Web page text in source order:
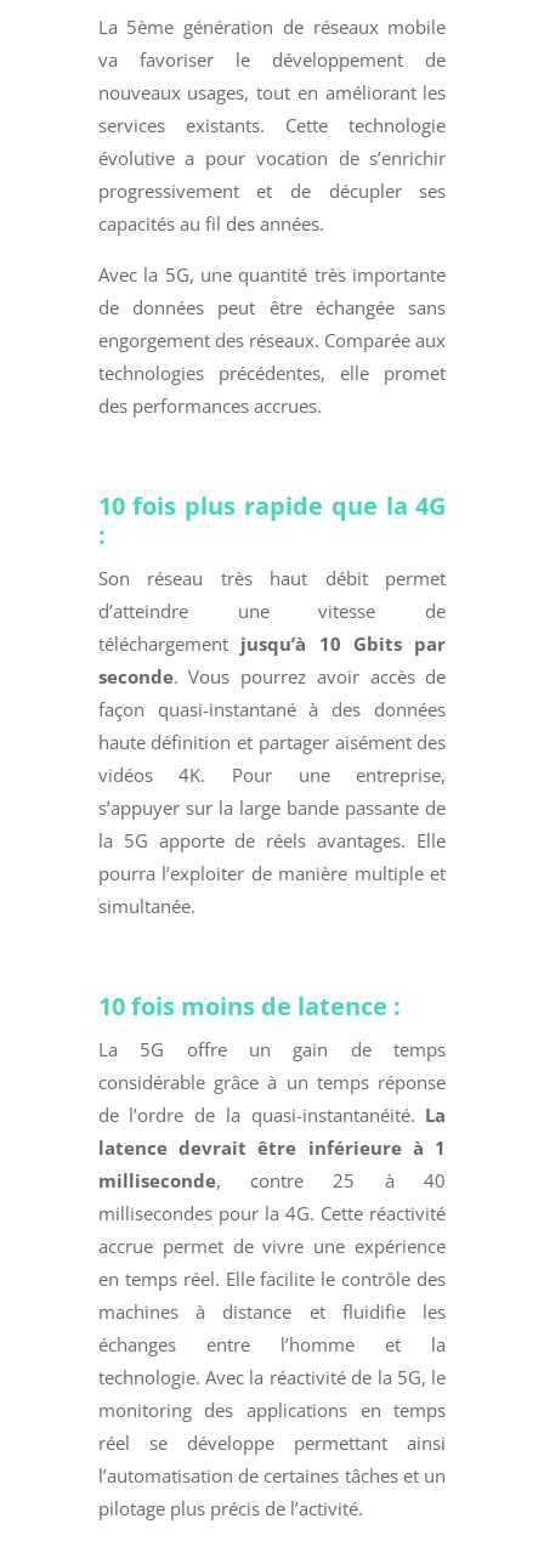
La 5ème génération de réseaux mobile
va favoriser le développement de
nouveaux usages, tout en améliorant les
services existants. Cette technologie
évolutive a pour vocation de s’enrichir
progressivement et de décupler ses
capacités au fil des années.
Avec la 5G, une quantité très importante
de données peut être échangée sans
engorgement des réseaux. Comparée aux
technologies précédentes, elle promet
des performances accrues.
10 fois plus rapide que la 4G
:
Son réseau très haut débit permet
d’atteindre une vitesse de
téléchargement jusqu’à 10 Gbits par
seconde. Vous pourrez avoir accès de
façon quasi-instantané à des données
haute définition et partager aisément des
vidéos 4K. Pour une entreprise,
s’appuyer sur la large bande passante de
la 5G apporte de réels avantages. Elle
pourra l’exploiter de manière multiple et
simultanée.
10 fois moins de latence :
La 5G offre un gain de temps
considérable grâce à un temps réponse
de l’ordre de la quasi-instantanéité. La
latence devrait être inférieure à 1
milliseconde, contre 25 à 40
millisecondes pour la 4G. Cette réactivité
accrue permet de vivre une expérience
en temps réel. Elle facilite le contrôle des
machines à distance et fluidifie les
échanges entre l’homme et la
technologie. Avec la réactivité de la 5G, le
monitoring des applications en temps
réel se développe permettant ainsi
l’automatisation de certaines tâches et un
pilotage plus précis de l’activité.